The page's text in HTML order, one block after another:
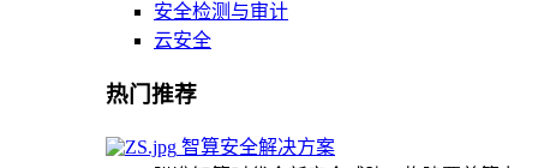
安全检测与审计
云安全
热门推荐
智算安全解决方案